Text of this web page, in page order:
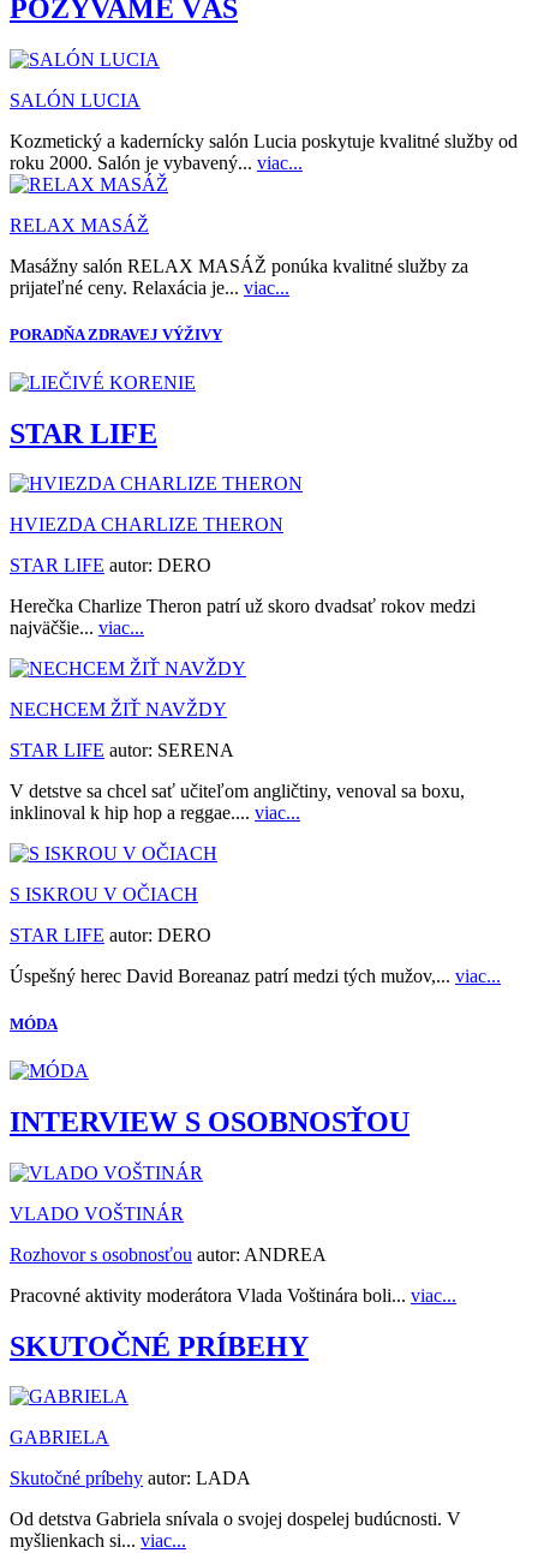
POZÝVAME VÁS
SALÓN LUCIA
Kozmetický a kadernícky salón Lucia poskytuje kvalitné služby od
roku 2000. Salón je vybavený... viac...
RELAX MASÁŽ
Masážny salón RELAX MASÁŽ ponúka kvalitné služby za
prijateľné ceny. Relaxácia je... viac...
PORADŇA ZDRAVEJ VÝŽIVY
STAR LIFE
HVIEZDA CHARLIZE THERON
STAR LIFE autor: DERO
Herečka Charlize Theron patrí už skoro dvadsať rokov medzi
najväčšie... viac...
NECHCEM ŽIŤ NAVŽDY
STAR LIFE autor: SERENA
V detstve sa chcel sať učiteľom angličtiny, venoval sa boxu,
inklinoval k hip hop a reggae.... viac...
S ISKROU V OČIACH
STAR LIFE autor: DERO
Úspešný herec David Boreanaz patrí medzi tých mužov,... viac...
MÓDA
INTERVIEW S OSOBNOSŤOU
VLADO VOŠTINÁR
Rozhovor s osobnosťou autor: ANDREA
Pracovné aktivity moderátora Vlada Voštinára boli... viac...
SKUTOČNÉ PRÍBEHY
GABRIELA
Skutočné príbehy autor: LADA
Od detstva Gabriela snívala o svojej dospelej budúcnosti. V
myšlienkach si... viac...